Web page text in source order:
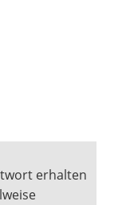
erhalten